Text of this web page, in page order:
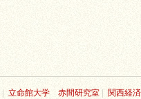
立命館大学 赤間研究室 関西経